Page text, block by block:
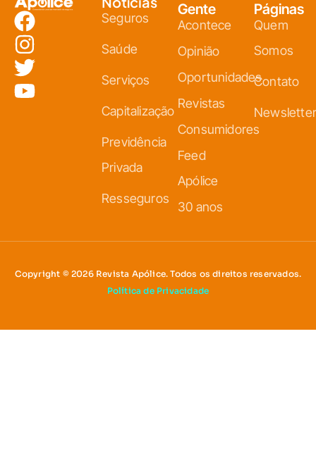
Seguros
Saúde
Serviços
Capitalização
Previdência
Privada
Resseguros
Gente
Acontece
Opinião
Oportunidades
Revistas
Consumidores
Feed
Apólice
30 anos
Páginas
Quem
Somos
Contato
Newsletter
Copyright © 2026 Revista Apólice. Todos os direitos reservados.
Política de Privacidade